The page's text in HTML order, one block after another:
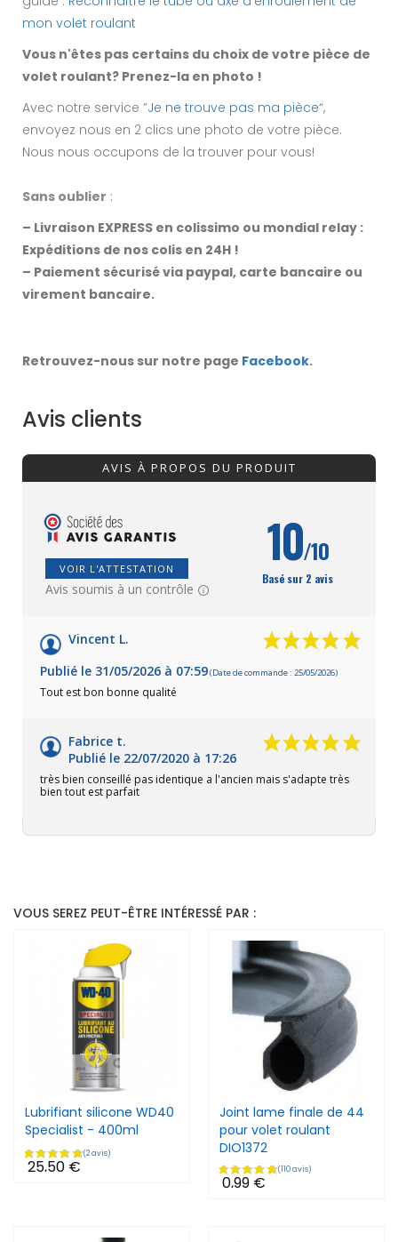
mon volet roulant
Vous n'êtes pas certains du choix de votre pièce de
volet roulant? Prenez-la en photo !
Avec notre service ”Je ne trouve pas ma pièce“,
envoyez nous en 2 clics une photo de votre pièce.
Nous nous occupons de la trouver pour vous!
Sans oublier :
– Livraison EXPRESS en colissimo ou mondial relay :
Expéditions de nos colis en 24H !
– Paiement sécurisé via paypal, carte bancaire ou
virement bancaire.
Retrouvez-nous sur notre page Facebook.
Avis clients
AVIS À PROPOS DU PRODUIT
VOIR L'ATTESTATION
Avis soumis à un contrôle
10/10
Basé sur 2 avis
Vincent L.
Publié le 31/05/2026 à 07:59(Date de commande : 25/05/2026)
Tout est bon bonne qualité
Fabrice t.
Publié le 22/07/2020 à 17:26
très bien conseillé pas identique a l'ancien mais s'adapte très
bien tout est parfait
VOUS SEREZ PEUT-ÊTRE INTÉRESSÉ PAR :
Lubrifiant silicone WD40
Specialist - 400ml
25,50 €
Joint lame finale de 44
pour volet roulant
DIO1372
0,99 €